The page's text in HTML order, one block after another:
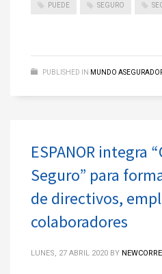
PUEDE SEGURO
PUBLISHED IN MUNDO
ESPANOR integra
Seguro” para
de directivos,
colaboradores
LUNES, 27 ABRIL 2020 BY